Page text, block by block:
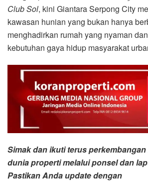
Club Sol, kini Giantara Serpong City
kawasan hunian yang bukan hanya
menghadirkan rumah yang nyaman
kebutuhan gaya hidup masyarakat
Simak dan ikuti terus
dunia properti melalui ponsel dan
Pastikan Anda update dengan